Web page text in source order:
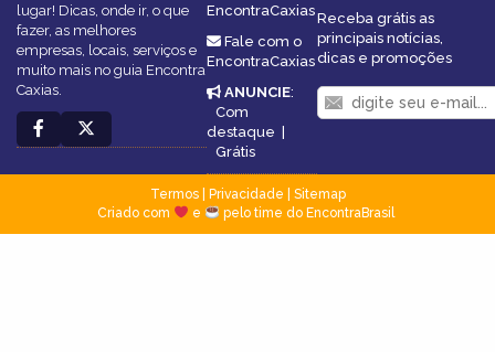
lugar! Dicas, onde ir, o que
fazer, as melhores
empresas, locais, serviços e
muito mais no guia Encontra
Caxias.
EncontraCaxias
Fale com o
EncontraCaxias
ANUNCIE:
Com
destaque
Grátis
Receba grátis as
principais notícias,
dicas e promoções
Termos| Privacidade
Sitemap
Criado com
e pelo time do EncontraBrasil